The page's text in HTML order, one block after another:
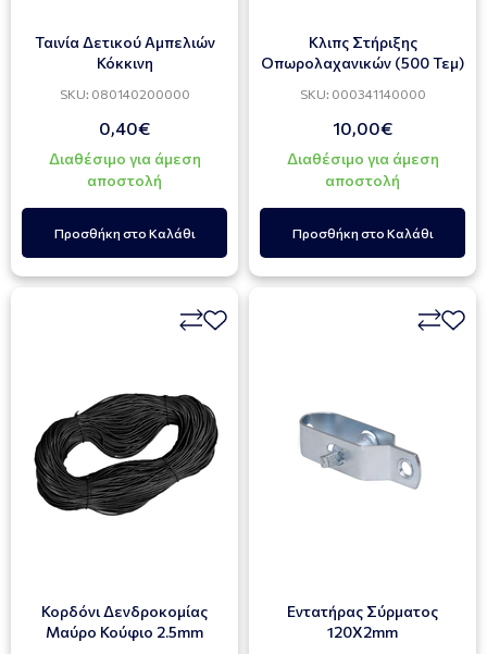
Ταινία Δετικού Αμπελιών
Κόκκινη
SKU: 080140200000
0,40€
Διαθέσιμο για άμεση
αποστολή
Προσθήκη στο Καλάθι
Κλιπς Στήριξης
Οπωρολαχανικών (500 Τεμ)
SKU: 000341140000
10,00€
Διαθέσιμο για άμεση
αποστολή
Προσθήκη στο Καλάθι
Κορδόνι Δενδροκομίας
Μαύρο Κούφιο 2.5mm
Εντατήρας Σύρματος
120Χ2mm